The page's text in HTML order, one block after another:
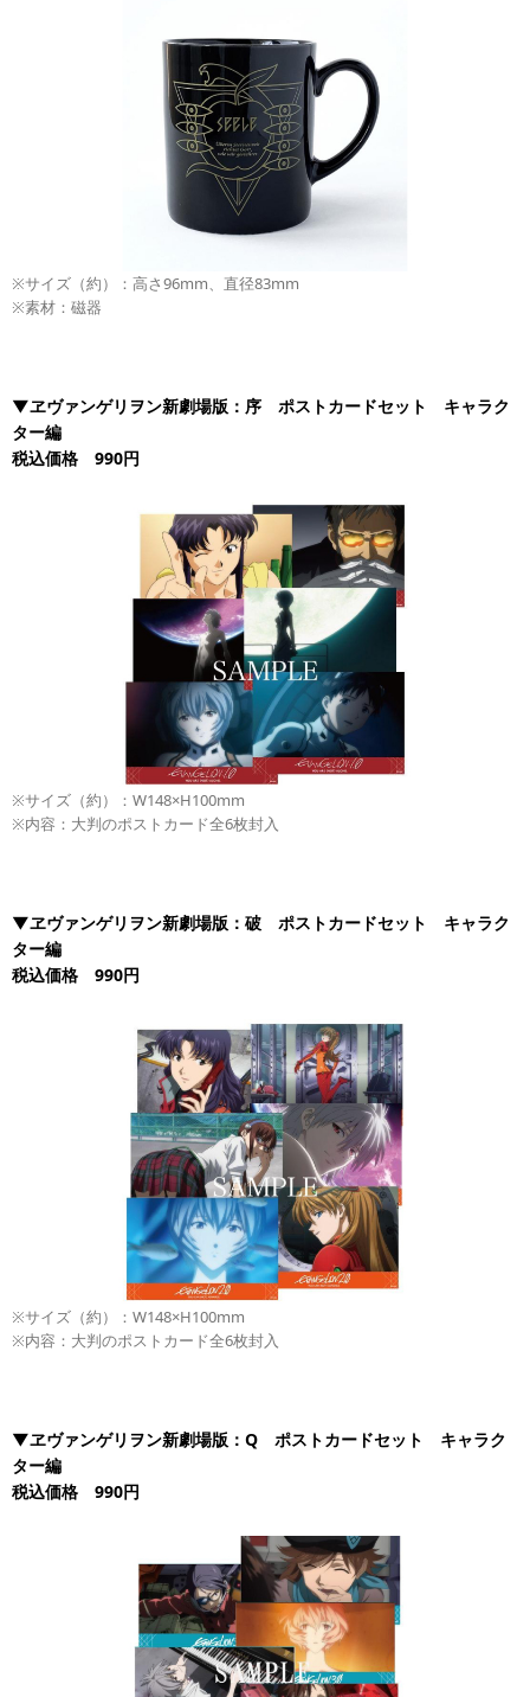
※サイズ（約）：高さ96mm、直径83mm
※素材：磁器
▼ヱヴァンゲリヲン新劇場版：序 ポストカードセット キャラク
ター編
税込価格 990円
※サイズ（約）：W148×H100mm
※内容：大判のポストカード全6枚封入
▼ヱヴァンゲリヲン新劇場版：破 ポストカードセット キャラク
ター編
税込価格 990円
※サイズ（約）：W148×H100mm
※内容：大判のポストカード全6枚封入
▼ヱヴァンゲリヲン新劇場版：Q ポストカードセット キャラク
ター編
税込価格 990円